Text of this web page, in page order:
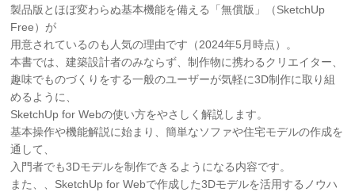
製品版とほぼ変わらぬ基本機能を備える「無償版」（SketchUp
Free）が
用意されているのも人気の理由です（2024年5月時点）。
本書では、建築設計者のみならず、制作物に携わるクリエイター、
趣味でものづくりをする一般のユーザーが気軽に3D制作に取り組
めるように、
SketchUp for Webの使い方をやさしく解説します。
基本操作や機能解説に始まり、簡単なソファや住宅モデルの作成を
通して、
入門者でも3Dモデルを制作できるようになる内容です。
また、、SketchUp for Webで作成した3Dモデルを活用するノウハ